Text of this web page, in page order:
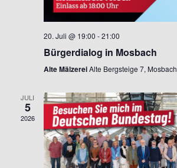
20. Juli @ 19:00 -21:00
Bürgerdialog in Mosbach
Alte MälzereiAlte Bergsteige 7, Mosbach
JULI
5
2026